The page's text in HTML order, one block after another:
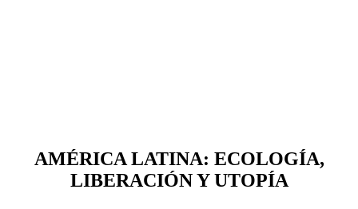
AMÉRICA LATINA: ECOLOGÍA,
LIBERACIÓN Y UTOPÍA